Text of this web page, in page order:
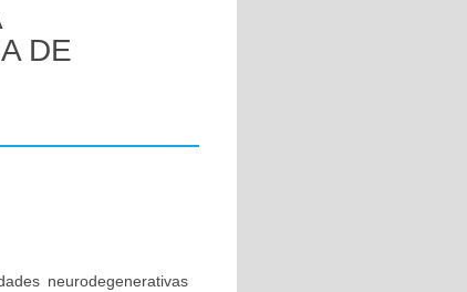
DE
neurodegenerativas